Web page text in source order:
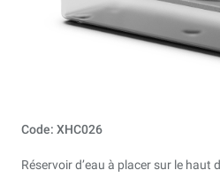
Code: XHC026
Réservoir d’eau à placer sur le haut